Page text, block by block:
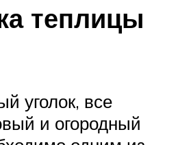
теплицы
уголок, все
и огородный